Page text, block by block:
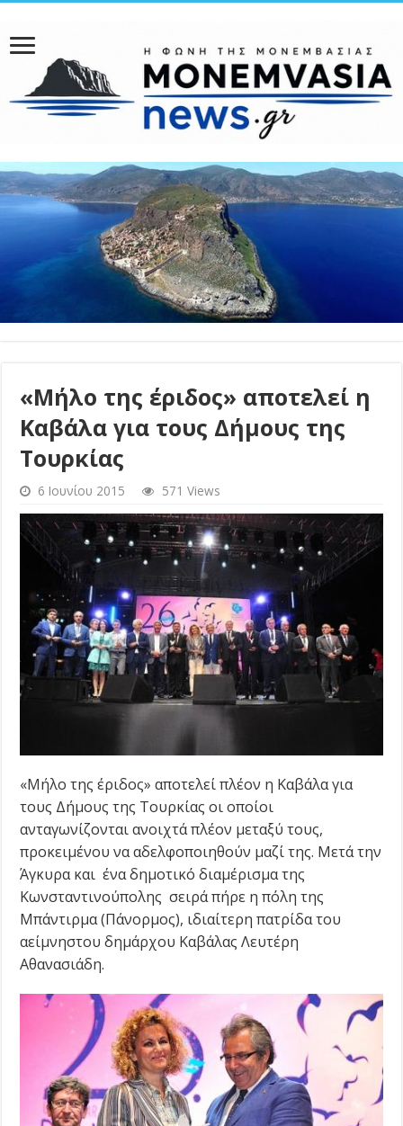
«Μήλο της έριδος» αποτελεί η
Καβάλα για τους Δήμους της
Τουρκίας
6 Ιουνίου 2015 571 Views
«Μήλο της έριδος» αποτελεί πλέον η Καβάλα για
τους Δήμους της Τουρκίας οι οποίοι
ανταγωνίζονται ανοιχτά πλέον μεταξύ τους,
προκειμένου να αδελφοποιηθούν μαζί της. Μετά την
Άγκυρα και ένα δημοτικό διαμέρισμα της
Κωνσταντινούπολης σειρά πήρε η πόλη της
Μπάντιρμα (Πάνορμος), ιδιαίτερη πατρίδα του
αείμνηστου δημάρχου Καβάλας Λευτέρη
Αθανασιάδη.